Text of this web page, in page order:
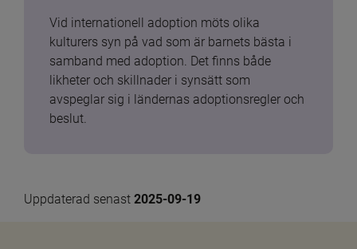
Vid internationell adoption möts olika
kulturers syn på vad som är barnets bästa i
samband med adoption. Det finns både
likheter och skillnader i synsätt som
avspeglar sig i ländernas adoptionsregler och
beslut.
Uppdaterad senast 2025-09-19